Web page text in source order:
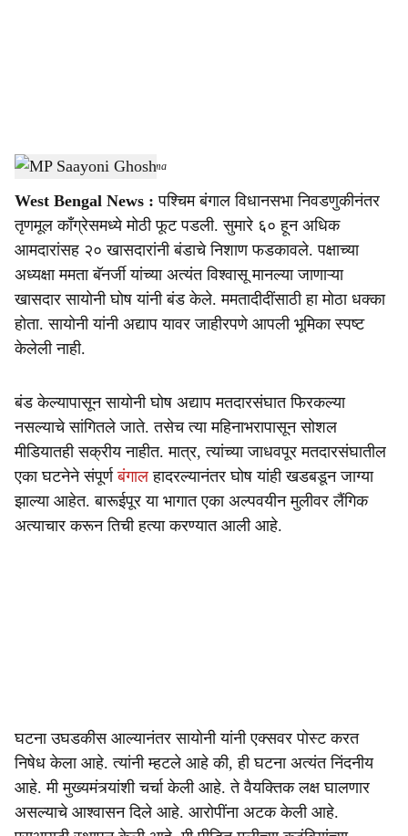
a
r
e
MP Saayoni Ghosh- Sarkarnama
West Bengal News : पश्चिम बंगाल विधानसभा निवडणुकीनंतर
तृणमूल काँग्रेसमध्ये मोठी फूट पडली. सुमारे ६० हून अधिक
आमदारांसह २० खासदारांनी बंडाचे निशाण फडकावले. पक्षाच्या
अध्यक्षा ममता बॅनर्जी यांच्या अत्यंत विश्वासू मानल्या जाणाऱ्या
खासदार सायोनी घोष यांनी बंड केले. ममतादीदींसाठी हा मोठा धक्का
होता. सायोनी यांनी अद्याप यावर जाहीरपणे आपली भूमिका स्पष्ट
केलेली नाही.
बंड केल्यापासून सायोनी घोष अद्याप मतदारसंघात फिरकल्या
नसल्याचे सांगितले जाते. तसेच त्या महिनाभरापासून सोशल
मीडियातही सक्रीय नाहीत. मात्र, त्यांच्या जाधवपूर मतदारसंघातील
एका घटनेने संपूर्णबंगाल हादरल्यानंतर घोष यांही खडबडून जाग्या
झाल्या आहेत. बारूईपूर या भागात एका अल्पवयीन मुलीवर लैंगिक
अत्याचार करून तिची हत्या करण्यात आली आहे.
घटना उघडकीस आल्यानंतर सायोनी यांनी एक्सवर पोस्ट करत
निषेध केला आहे. त्यांनी म्हटले आहे की, ही घटना अत्यंत निंदनीय
आहे. मी मुख्यमंत्र्‍यांशी चर्चा केली आहे. ते वैयक्तिक लक्ष घालणार
असल्याचे आश्वासन दिले आहे. आरोपींना अटक केली आहे.